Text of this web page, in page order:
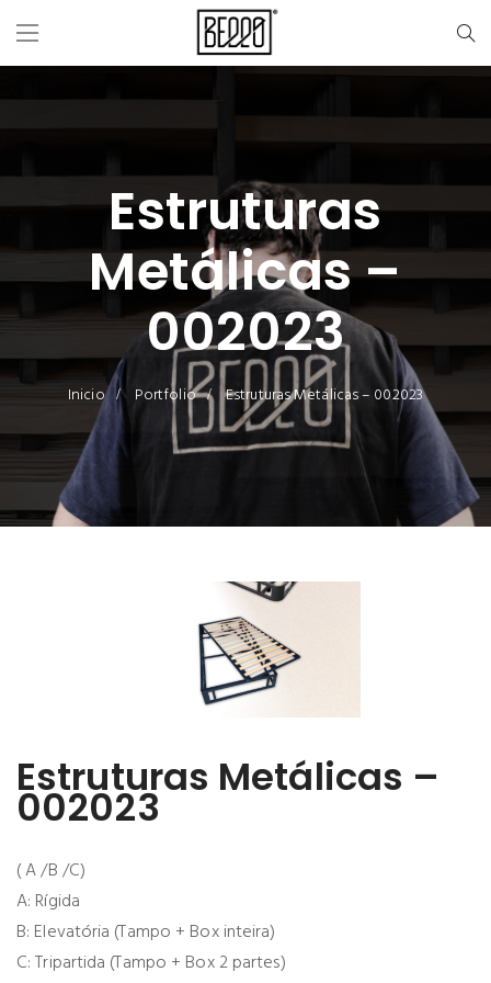
Estruturas
Metálicas –
002023
Inicio Portfolio Estruturas Metálicas – 002023
Estruturas Metálicas –
002023
( A /B /C)
A: Rígida
B: Elevatória (Tampo + Box inteira)
C: Tripartida (Tampo + Box 2 partes)